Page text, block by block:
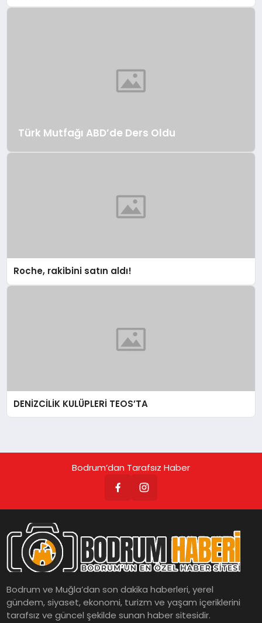
Türk Mutfağı ABD’de Ders Oldu
Roche, rakibini satın aldı!
DENİZCİLİK KULÜPLERİ TEOS’TA
Bodrum’dan Tarafsız Haber
Bodrum ve Muğla’dan son dakika haberleri, yerel
gündem, siyaset, ekonomi, turizm ve yaşam içeriklerini
tarafsız ve güncel şekilde sunan haber sitesidir.